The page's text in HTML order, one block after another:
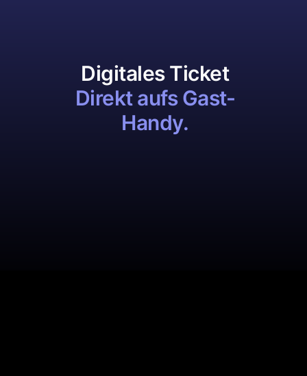
Digitales Ticket
Direkt aufs Gast-
Handy.